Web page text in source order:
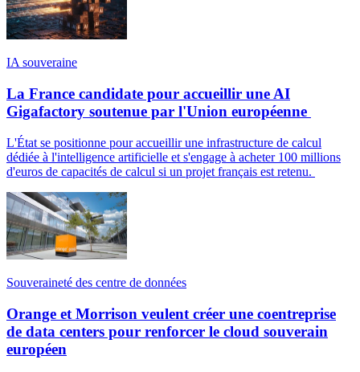
IA souveraine
La France candidate pour accueillir une AI
Gigafactory soutenue par l'Union européenne
L'État se positionne pour accueillir une infrastructure de calcul
dédiée à l'intelligence artificielle et s'engage à acheter 100 millions
d'euros de capacités de calcul si un projet français est retenu.
Souveraineté des centre de données
Orange et Morrison veulent créer une coentreprise
de data centers pour renforcer le cloud souverain
européen